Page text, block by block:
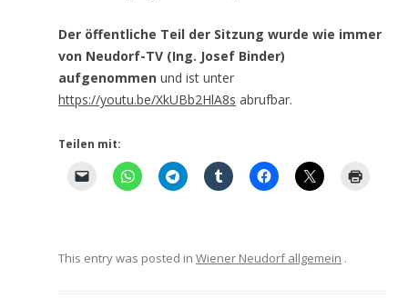
Der öffentliche Teil der Sitzung wurde wie immer
von Neudorf-TV (Ing. Josef Binder)
aufgenommen und ist unter
https://youtu.be/XkUBb2HlA8s abrufbar.
Teilen mit:
This entry was posted in Wiener Neudorf allgemein .